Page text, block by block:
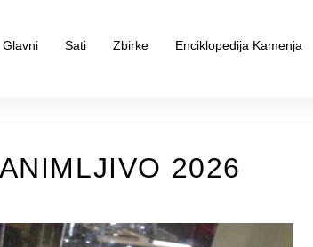
Glavni Sati Zbirke Enciklopedija Kamenja
2026